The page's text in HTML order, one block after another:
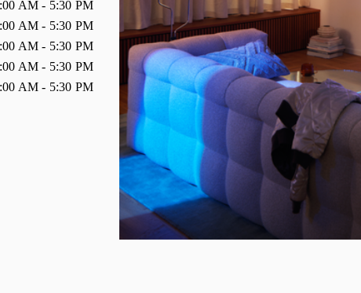
AM - 5:30 PM
AM - 5:30 PM
AM - 5:30 PM
AM - 5:30 PM
AM - 5:30 PM